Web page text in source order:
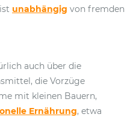
unabhängig von fremden
auch über die
die Vorzüge
mit kleinen Bauern,
Ernährung, etwa